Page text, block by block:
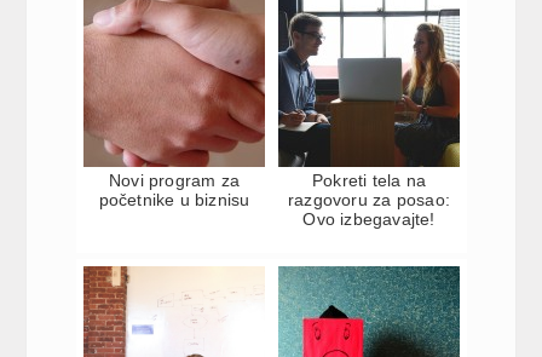
Novi program za
početnike u biznisu
Pokreti tela na
razgovoru za posao:
Ovo izbegavajte!